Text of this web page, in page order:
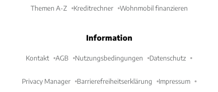
Themen A-Z Kreditrechner Wohnmobil finanzieren
Information
Kontakt AGB Nutzungsbedingungen Datenschutz
Privacy Manager Barrierefreiheitserklärung Impressum